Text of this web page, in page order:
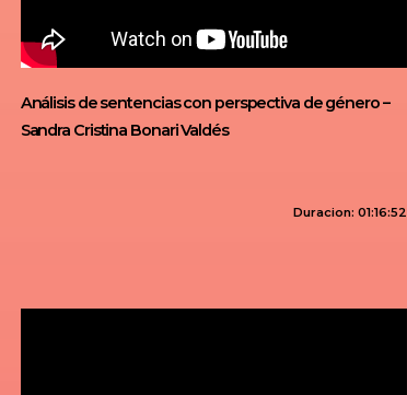
Análisis de sentencias con perspectiva de género –
Sandra Cristina Bonari Valdés
Duracion: 01:16:52